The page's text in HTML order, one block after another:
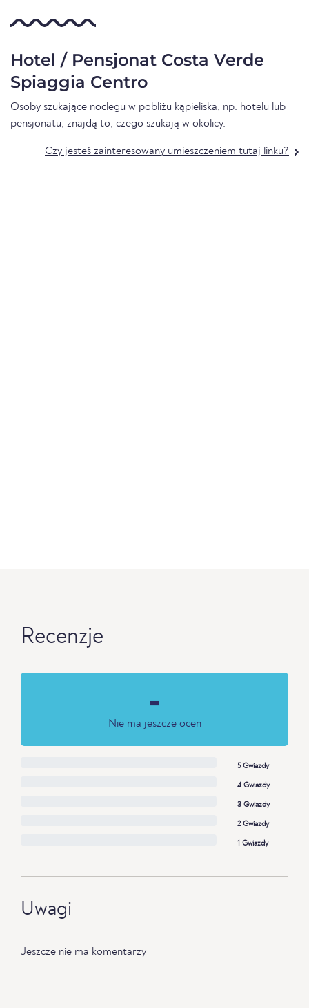
Hotel / Pensjonat Costa Verde
Spiaggia Centro
Osoby szukające noclegu w pobliżu kąpieliska, np. hotelu lub
pensjonatu, znajdą to, czego szukają w okolicy.
Czy jesteś zainteresowany umieszczeniem tutaj linku?
Recenzje
-
Nie ma jeszcze ocen
5 Gwiazdy
4 Gwiazdy
3 Gwiazdy
2 Gwiazdy
1 Gwiazdy
Uwagi
Jeszcze nie ma komentarzy